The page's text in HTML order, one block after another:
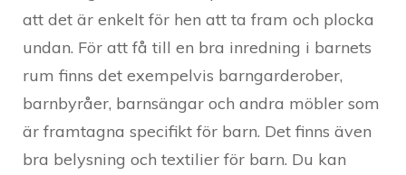
att det är enkelt för hen att ta fram och plocka
undan. För att få till en bra inredning i barnets
rum finns det exempelvis barngarderober,
barnbyråer, barnsängar och andra möbler som
är framtagna specifikt för barn. Det finns även
bra belysning och textilier för barn. Du kan